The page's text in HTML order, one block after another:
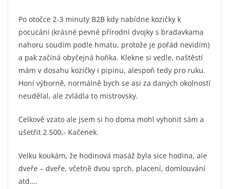
Po otočce 2-3 minuty B2B kdy nabídne kozičky k
pocucání (krásné pevné přírodní dvojky s bradavkama
nahoru soudím podle hmatu, protože je pořád nevidím)
a pak začíná obyčejná hoňka. Klekne si vedle, naštěstí
mám v dosahu kozičky i pipinu, alespoň tedy pro ruku.
Honí výborně, normálně bych se asi za daných okolností
neudělal, ale zvládla to mistrovsky.
Celkově vzato ale jsem si ho doma mohl vyhonit sám a
ušetřit 2.500,- Kačenek.
Velku koukám, že hodinová masáž byla sice hodina, ale
dveře – dveře, včetně dvou sprch, placení, domlouvání
atd….